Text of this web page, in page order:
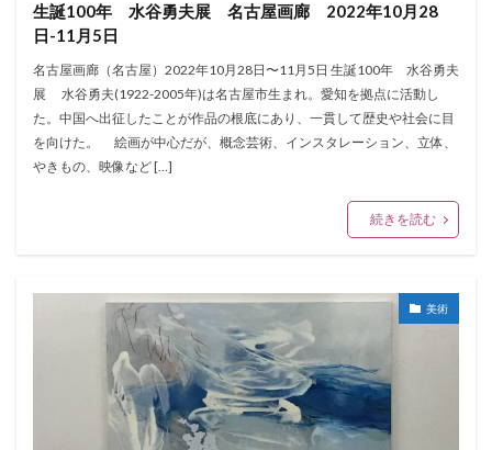
生誕100年 水谷勇夫展 名古屋画廊 2022年10月28
日-11月5日
名古屋画廊（名古屋）2022年10月28日〜11月5日 生誕100年 水谷勇夫
展 水谷勇夫(1922-2005年)は名古屋市生まれ。愛知を拠点に活動し
た。中国へ出征したことが作品の根底にあり、一貫して歴史や社会に目
を向けた。 絵画が中心だが、概念芸術、インスタレーション、立体、
やきもの、映像など […]
続きを読む
美術